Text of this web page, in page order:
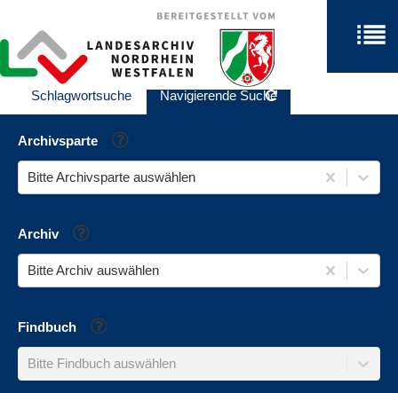
Schlagwortsuche Navigierende Suche
Archivsparte Hilfe
Bitte Archivsparte auswählen
Archiv Hilfe
Bitte Archiv auswählen
Findbuch Hilfe
Bitte Findbuch auswählen